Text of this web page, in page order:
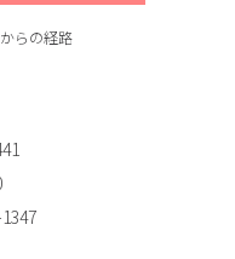
らの経路